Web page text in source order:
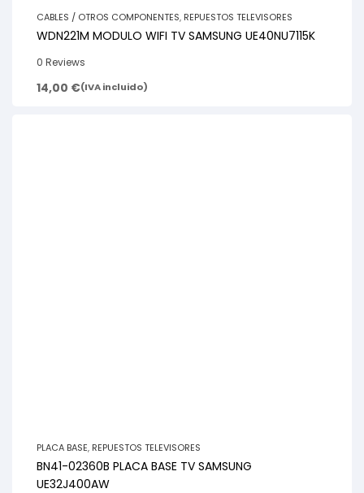
CABLES / OTROS COMPONENTES, REPUESTOS TELEVISORES
WDN221M MODULO WIFI TV SAMSUNG UE40NU7115K
0 Reviews
14,00 €(IVA incluido)
PLACA BASE, REPUESTOS TELEVISORES
BN41-02360B PLACA BASE TV SAMSUNG
UE32J400AW